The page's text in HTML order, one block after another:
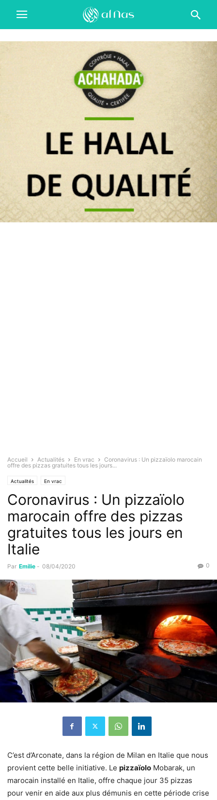
Accueil Actualités En vrac
Coronavirus : Un pizzaïolo marocain
offre des pizzas gratuites tous les jours...
Actualités En vrac
Coronavirus : Un pizzaïolo
marocain offre des pizzas
gratuites tous les jours en
Italie
Par Emilie - 08/04/2020 0
C’est d’Arconate, dans la région de Milan en Italie que nous
provient cette belle initiative. Le pizzaïolo Mobarak, un
marocain installé en Italie, offre chaque jour 35 pizzas
pour venir en aide aux plus démunis en cette période crise